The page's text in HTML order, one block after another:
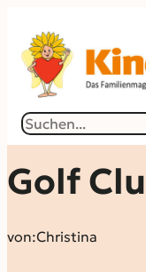
Suchen
Golf
von:Christina